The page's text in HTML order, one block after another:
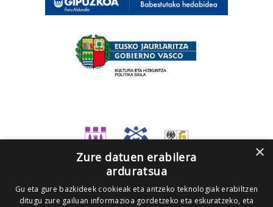
×
Zure datuen erabilera
arduratsua
Gu eta gure bazkideek cookieak eta antzeko teknologiak erabiltzen
ditugu zure gailuan informazioa gordetzeko eta eskuratzeko, eta